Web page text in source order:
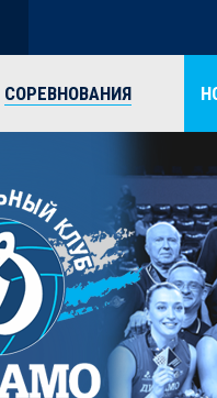
СОРЕВНОВАНИЯ